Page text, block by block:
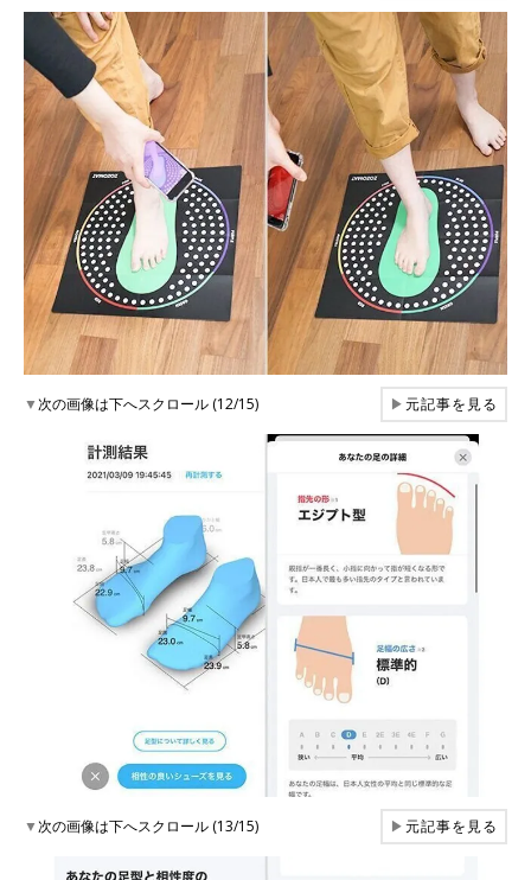
▼次の画像は下へスクロール (12/15) ▶元記事を見る
▼次の画像は下へスクロール (13/15) ▶元記事を見る